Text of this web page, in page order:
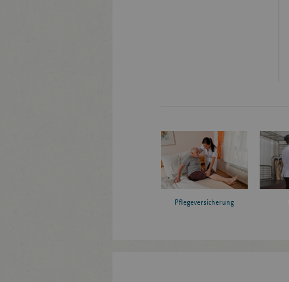
Pflegeversicherung